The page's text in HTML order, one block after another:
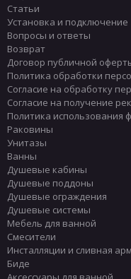
Статьи
Установка и подключение
Вопросы и ответы
Возврат
Договор публичной
Политика обработки
Согласие на обработку
Согласие на получение
Политика использования
Раковины
Унитазы
Ванны
Душевые кабины
Душевые поддоны
Душевые ограждения
Душевые системы
Мебель для ванной
Смесители
Инсталляции и сливная
Биде